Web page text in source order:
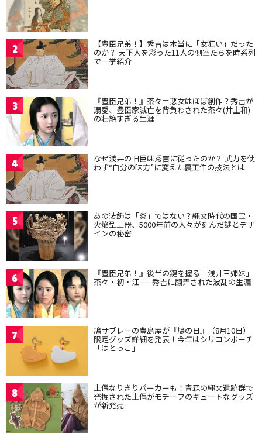
2 【豊臣兄弟！】秀吉は本当に「女狂い」だった
のか？ 天下人を彩った11人の側室たちを時系列
で一挙紹介
3 『豊臣兄弟！』茶々＝悪女はほぼ創作？秀吉が
溺愛、豊臣家滅亡を背負わされた茶々(井上和)
の壮絶すぎる生涯
4 なぜ浅井の旧臣は秀吉に従ったのか？ 武力を使
わず“自分の味方”に変えた裏工作の技法とは
5 あの装飾は「炎」ではない？縄文時代の国宝・
火焔型土器、5000年前の人々が刻んだ謎とデザ
インの秘密
6 『豊臣兄弟！』後半の鍵を握る「浅井三姉妹」
茶々・初・江——秀吉に翻弄された波乱の生涯
7 鳩サブレーの豊島屋が『鳩の日』（8月10日）
限定グッズ詳細を発表！今年はシリコンポーチ
「はとっこ」
8 土偶なりきりパーカーも！青森の縄文遺跡群で
発掘された土偶がモチーフのキュートなグッズ
が新発売